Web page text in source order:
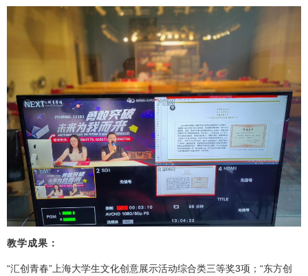
教学成果：
“汇创青春”上海大学生文化创意展示活动综合类三等奖3项 ； “东方创